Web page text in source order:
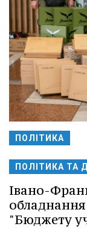
ПОЛІТИКА
ПОЛІТИКА ТА
Івано-
обладнання
"Бюджету